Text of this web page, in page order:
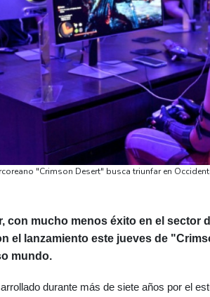
"Crimson Desert" busca triunfar en
con mucho menos éxito en el sector
el lanzamiento este jueves de
mundo.
durante más de siete años por el